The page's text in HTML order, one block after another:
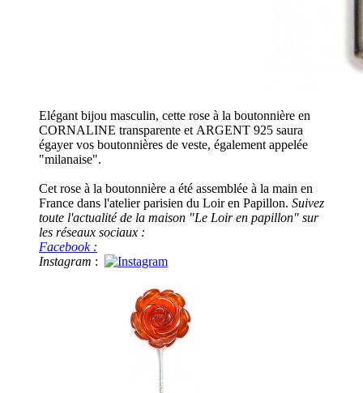
Elégant bijou masculin, cette rose à la boutonnière en
CORNALINE transparente et ARGENT 925 saura
égayer vos boutonnières de veste, également appelée
"milanaise".
Cet rose à la boutonnière a été assemblée à la main en
France dans l'atelier parisien du Loir en Papillon. Suivez
toute l'actualité de la maison "Le Loir en papillon" sur
les réseaux sociaux :
Facebook :
Instagram :